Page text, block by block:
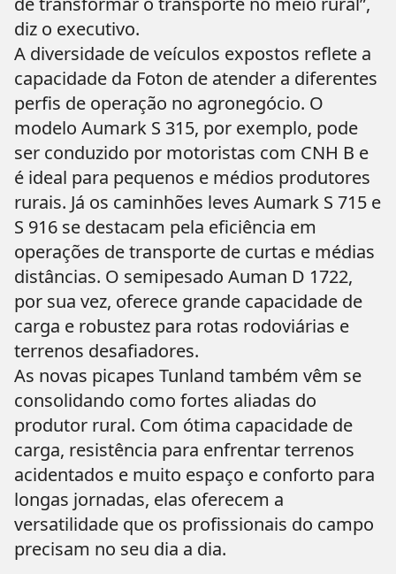
diz o executivo.
A diversidade de veículos expostos reflete a
capacidade da Foton de atender a diferentes
perfis de operação no agronegócio. O
modelo Aumark S 315, por exemplo, pode
ser conduzido por motoristas com CNH B e
é ideal para pequenos e médios produtores
rurais. Já os caminhões leves Aumark S 715 e
S 916 se destacam pela eficiência em
operações de transporte de curtas e médias
distâncias. O semipesado Auman D 1722,
por sua vez, oferece grande capacidade de
carga e robustez para rotas rodoviárias e
terrenos desafiadores.
As novas picapes Tunland também vêm se
consolidando como fortes aliadas do
produtor rural. Com ótima capacidade de
carga, resistência para enfrentar terrenos
acidentados e muito espaço e conforto para
longas jornadas, elas oferecem a
versatilidade que os profissionais do campo
precisam no seu dia a dia.